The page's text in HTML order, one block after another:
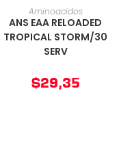
AÑADIR AL CARRITO
Aminoacidos
ANS EAA RELOADED
TROPICAL STORM/30
SERV
$29,35